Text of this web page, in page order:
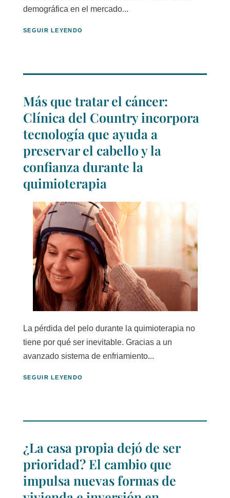
demográfica en el mercado...
SEGUIR LEYENDO
Más que tratar el cáncer:
Clínica del Country incorpora
tecnología que ayuda a
preservar el cabello y la
confianza durante la
quimioterapia
La pérdida del pelo durante la quimioterapia no
tiene por qué ser inevitable. Gracias a un
avanzado sistema de enfriamiento...
SEGUIR LEYENDO
¿La casa propia dejó de ser
prioridad? El cambio que
impulsa nuevas formas de